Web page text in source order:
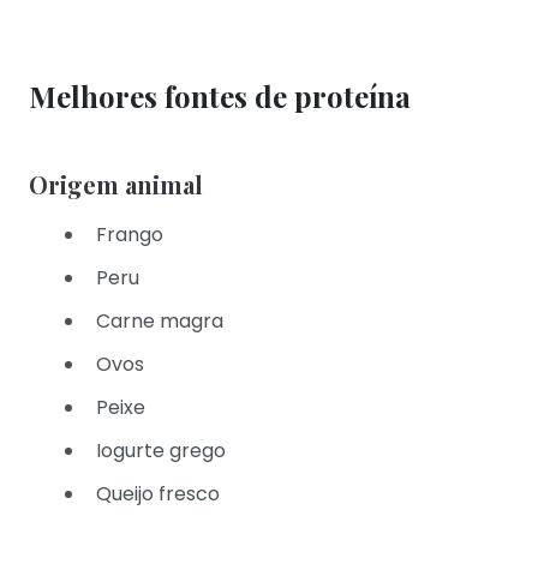
Melhores fontes de proteína
Origem animal
Frango
Peru
Carne magra
Ovos
Peixe
Iogurte grego
Queijo fresco